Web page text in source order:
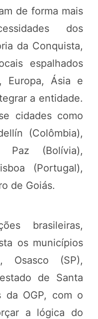
de forma mais
dos
da Conquista,
espalhados
Europa, Ásia e
a entidade.
cidades como
(Colômbia),
Paz (Bolívia),
(Portugal),
de Goiás.
brasileiras,
os municípios
Osasco (SP),
de Santa
da OGP, com o
a lógica do